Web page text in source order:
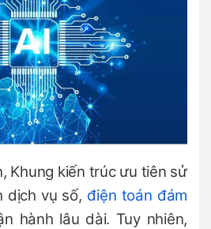
Khung kiến trúc ưu tiên sử
dịch vụ số, điện toán đám
hành lâu dài. Tuy nhiên,